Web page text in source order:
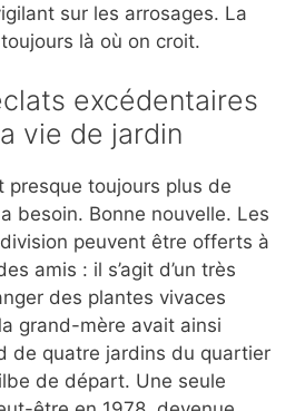
sur les arrosages. La
là où on croit.
excédentaires
vie de jardin
presque toujours plus de
a besoin. Bonne nouvelle. Les
peuvent être offerts à
amis : il s’agit d’un très
des plantes vivaces
grand-mère avait ainsi
de quatre jardins du quartier
de départ. Une seule